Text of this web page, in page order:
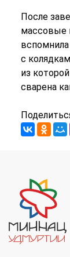
После
массовые
с
из
сварена